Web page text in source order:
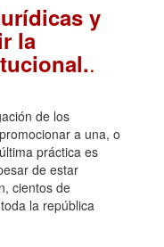
y
la
.
de los
a una, o
práctica es
de estar
cientos de
la república